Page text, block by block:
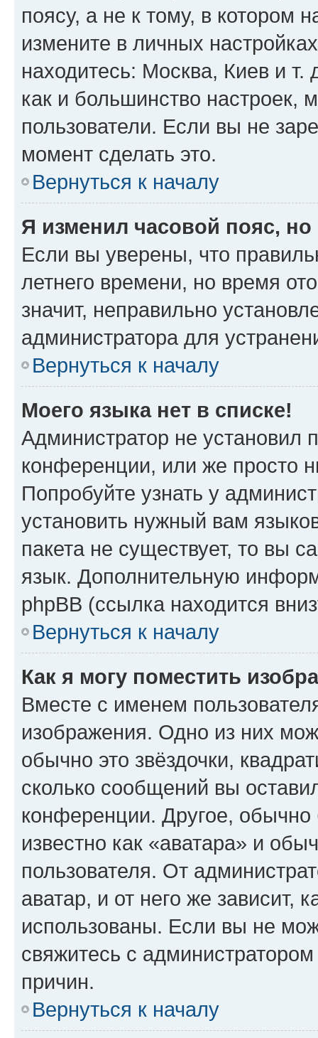
поясу, а не к тому, в котором
измените в личных
находитесь: Москва, Киев и т.
как и большинство настроек,
пользователи. Если вы не
момент сделать это.
Вернуться к началу
Я изменил часовой пояс,
Если вы уверены, что
летнего времени, но время
значит, неправильно
администратора для
Вернуться к началу
Моего языка нет в списке!
Администратор не установил
конференции, или же просто
Попробуйте узнать у
установить нужный вам
пакета не существует, то вы
язык. Дополнительную
phpBB (ссылка находится
Вернуться к началу
Как я могу поместить
Вместе с именем
изображения. Одно из них
обычно это звёздочки,
сколько сообщений вы
конференции. Другое,
известно как «аватара» и
пользователя. От
аватар, и от него же зависит,
использованы. Если вы не
свяжитесь с
причин.
Вернуться к началу